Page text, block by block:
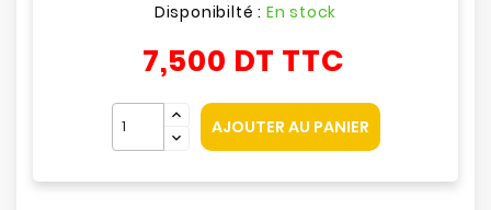
Disponibilté : En stock
7,500 DT TTC
AJOUTER AU PANIER